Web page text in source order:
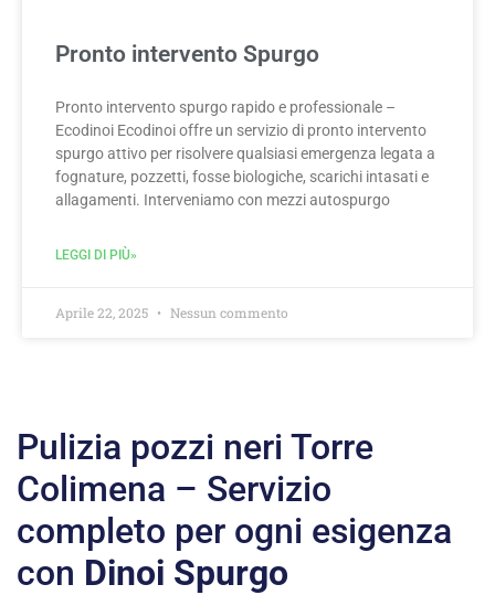
Pronto intervento Spurgo
Pronto intervento spurgo rapido e professionale –
Ecodinoi Ecodinoi offre un servizio di pronto intervento
spurgo attivo per risolvere qualsiasi emergenza legata a
fognature, pozzetti, fosse biologiche, scarichi intasati e
allagamenti. Interveniamo con mezzi autospurgo
LEGGI DI PIÙ»
Aprile 22, 2025 Nessun commento
Pulizia pozzi neri Torre
Colimena – Servizio
completo per ogni esigenza
con Dinoi Spurgo